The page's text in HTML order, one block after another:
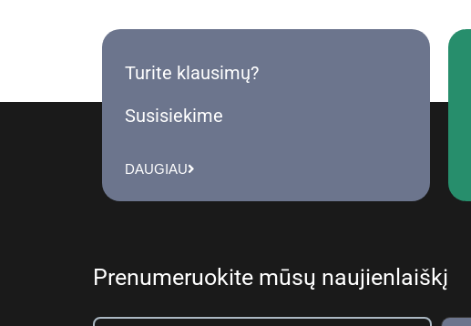
Turite klausimų?
Susisiekime
DAUGIAU
Prenumeruokite mūsų naujienlaiškį